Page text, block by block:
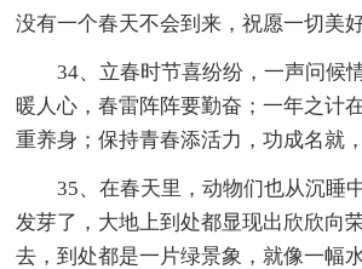
没有一个春天不会到来，祝愿一切美
34、立春时节喜纷纷，一声问候
暖人心，春雷阵阵要勤奋；一年之计
重养身；保持青春添活力，功成名就
35、在春天里，动物们也从沉睡
发芽了，大地上到处都显现出欣欣向
去，到处都是一片绿景象，就像一幅水